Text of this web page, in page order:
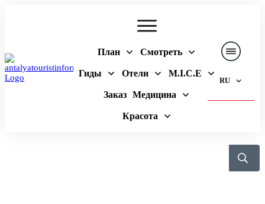
План Смотреть
Гиды Отели M.I.C.E
Заказ Медицина
Красота
RU